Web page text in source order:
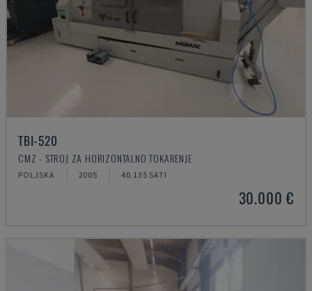
TBI-520
CMZ - STROJ ZA HORIZONTALNO TOKARENJE
POLJSKA 2005 40.135 SATI
30.000 €